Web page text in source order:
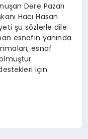
Dere Pazarı
Hacı Hasan
şu sözlerle dile
esnafın yanında
esnaf
için